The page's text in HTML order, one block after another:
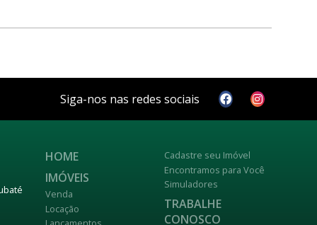
Siga-nos nas redes sociais
HOME
IMÓVEIS
Venda
Locação
Cadastre seu Imóvel
Encontramos para Você
Simuladores
TRABALHE
CONOSCO